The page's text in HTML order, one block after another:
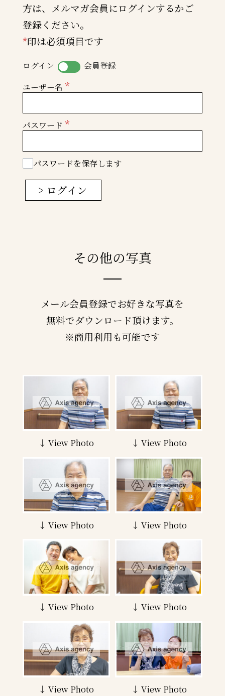
方は、メルマガ会員にログインするかご
登録ください。
*印は必須項目です
ログイン
会員登録
ユーザー名 *
パスワード *
パスワードを保存します
> ログイン
その他の写真
メール会員登録でお好きな写真を
無料でダウンロード頂けます。
※商用利用も可能です
↓ View Photo ↓ View Photo
↓ View Photo ↓ View Photo
↓ View Photo ↓ View Photo
↓ View Photo ↓ View Photo